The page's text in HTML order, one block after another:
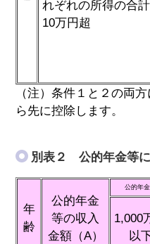
れぞれの所得の合
10万円超
（注）条件１と２の両
ら先に控除します。
別表２ 公的年金等
年
齢
公的年金
等の収入
金額（A）
公的年
1,000
以